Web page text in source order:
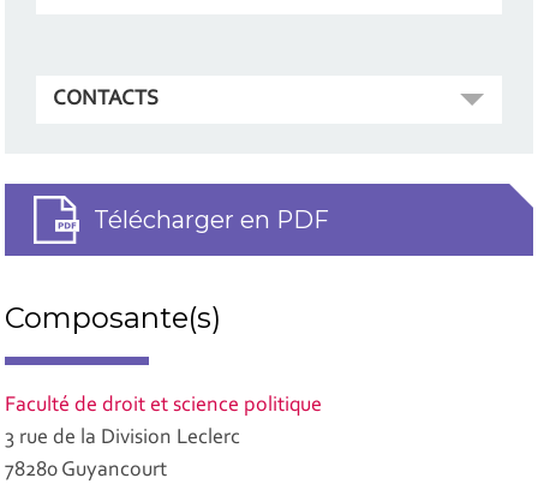
CONTACTS
Télécharger en PDF
Composante(s)
Faculté de droit et science politique
3 rue de la Division Leclerc
78280 Guyancourt